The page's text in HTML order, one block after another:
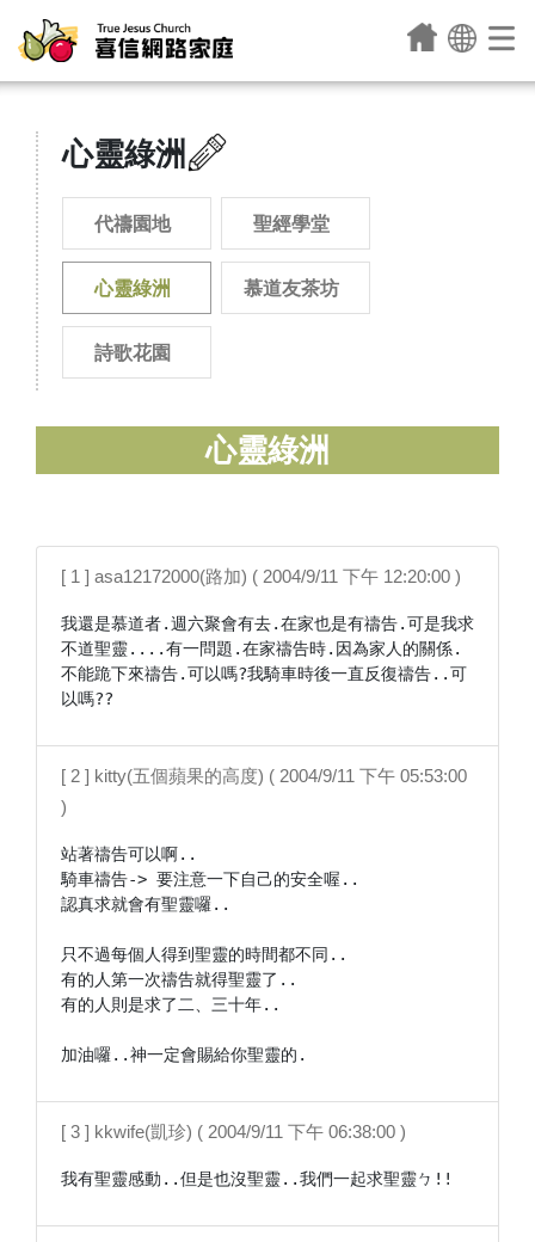
心靈綠洲
代禱園地 聖經學堂
心靈綠洲 慕道友茶坊
詩歌花園
心靈綠洲
[ 1 ] asa12172000(路加) ( 2004/9/11 下午 12:20:00 )
我還是慕道者.週六聚會有去.在家也是有禱告.可是我求
不道聖靈....有一問題.在家禱告時.因為家人的關係.
不能跪下來禱告.可以嗎?我騎車時後一直反復禱告..可
以嗎??
[ 2 ] kitty(五個蘋果的高度) ( 2004/9/11 下午 05:53:00
)
站著禱告可以啊..
騎車禱告-> 要注意一下自己的安全喔..
認真求就會有聖靈囉..
只不過每個人得到聖靈的時間都不同..
有的人第一次禱告就得聖靈了..
有的人則是求了二、三十年..
加油囉..神一定會賜給你聖靈的.
[ 3 ] kkwife(凱珍) ( 2004/9/11 下午 06:38:00 )
我有聖靈感動..但是也沒聖靈..我們一起求聖靈ㄅ!!